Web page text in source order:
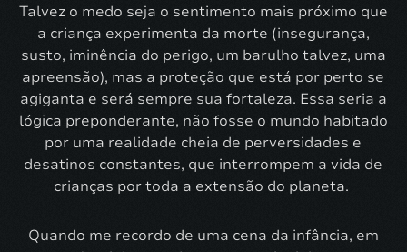
Talvez o medo seja o sentimento mais próximo que
a criança experimenta da morte (insegurança,
susto, iminência do perigo, um barulho talvez, uma
apreensão), mas a proteção que está por perto se
agiganta e será sempre sua fortaleza. Essa seria a
lógica preponderante, não fosse o mundo habitado
por uma realidade cheia de perversidades e
desatinos constantes, que interrompem a vida de
crianças por toda a extensão do planeta.
Quando me recordo de uma cena da infância, em